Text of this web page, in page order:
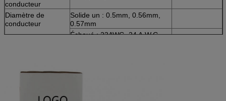
conducteur
Diamètre de
conducteur
Solide un : 0.5mm, 0.56mm,
0.57mm
Échoué : 23AWG, 24 A.W.G.
Matériel d'isolation